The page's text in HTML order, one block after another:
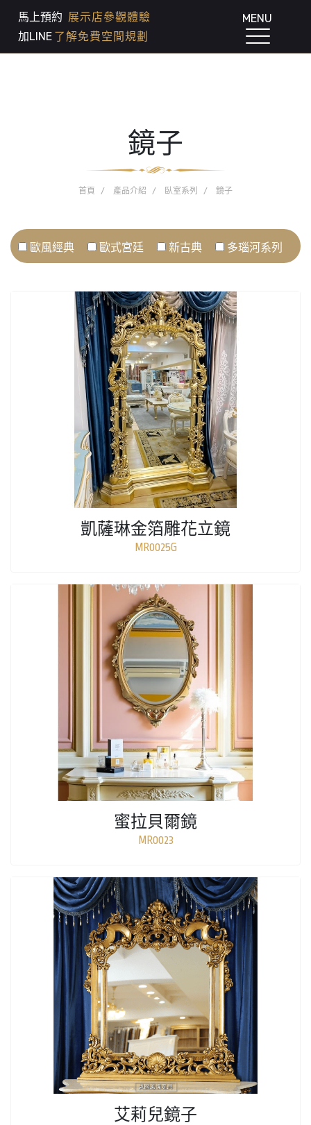
MENU
馬上預約 展示店參觀體驗
加LINE 了解免費空間規劃
鏡子
首頁 產品介紹 臥室系列 鏡子
歐風經典 歐式宮廷 新古典 多瑙河系列
凱薩琳金箔雕花立鏡
MR0025G
蜜拉貝爾鏡
MR0023
艾莉兒鏡子